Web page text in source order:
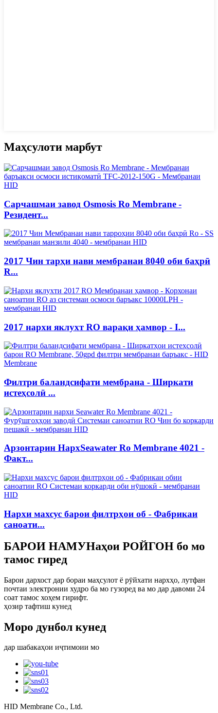
Маҳсулоти марбут
Сарчашмаи завод Osmosis Ro Membrane -
Резидент...
2017 Чин тарҳи нави мембранаи 8040 оби баҳрӣ
R...
2017 нархи яклухт RO варақи ҳамвор - I...
Филтри баландсифати мембрана - Ширкати
истеҳсолӣ ...
Арзонтарин НархSeawater Ro Membrane 4021 -
Факт...
Нархи махсус барои филтрҳои об - Фабрикаи
саноати...
БАРОИ НАМУНаҳои РОЙГОН бо мо
тамос гиред
Барои дархост дар бораи маҳсулот ё рӯйхати нархҳо, лутфан
почтаи электронии худро ба мо гузоред ва мо дар давоми 24
соат тамос хоҳем гирифт.
ҳозир тафтиш кунед
Моро дунбол кунед
дар шабакаҳои иҷтимоии мо
HID Membrane Co., Ltd.